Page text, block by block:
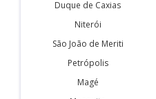
Duque de Caxias
Niterói
São João de Meriti
Petrópolis
Magé